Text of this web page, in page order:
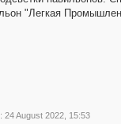
"Легкая
24 August 2022, 15:53